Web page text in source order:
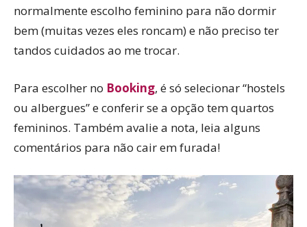
normalmente escolho feminino para não dormir
bem (muitas vezes eles roncam) e não preciso ter
tandos cuidados ao me trocar.
Para escolher no Booking, é só selecionar “hostels
ou albergues” e conferir se a opção tem quartos
femininos. Também avalie a nota, leia alguns
comentários para não cair em furada!